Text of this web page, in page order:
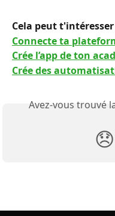
Cela peut t'intéresser
Connecte ta
Crée l’app de ton
Crée des
Avez-vous trouvé
😞